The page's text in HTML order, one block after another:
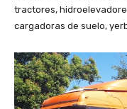
tractores,
cargadoras de suelo,